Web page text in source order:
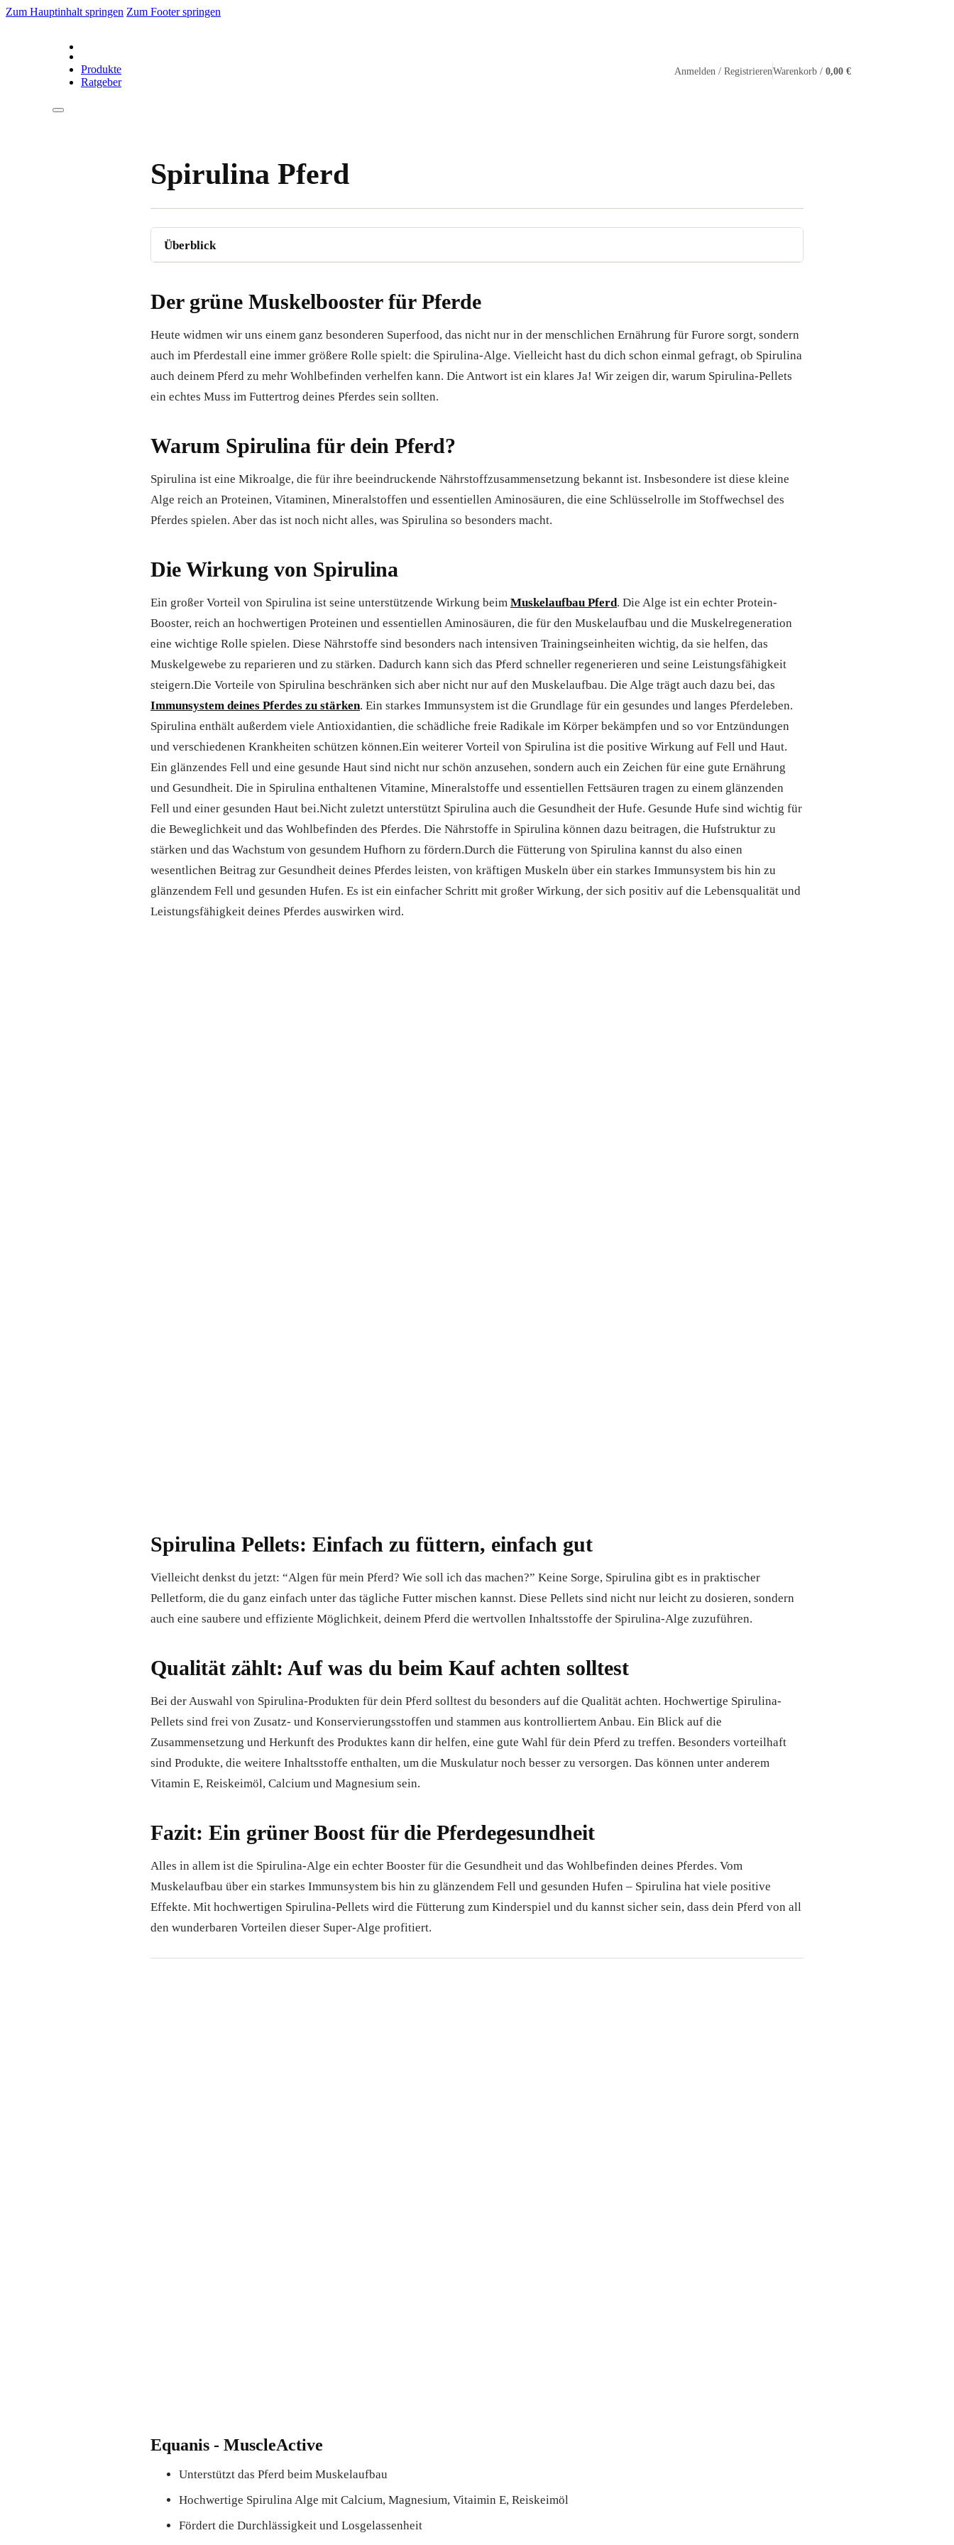
Zum Hauptinhalt springen Zum Footer springen
Produkte
Ratgeber
Anmelden / RegistrierenWarenkorb / 0,00 €
Spirulina Pferd
Der grüne Muskelbooster für Pferde
Heute widmen wir uns einem ganz besonderen Superfood, das nicht nur in der menschlichen Ernährung für Furore sorgt, sondern
auch im Pferdestall eine immer größere Rolle spielt: die Spirulina-Alge. Vielleicht hast du dich schon einmal gefragt, ob Spirulina
auch deinem Pferd zu mehr Wohlbefinden verhelfen kann. Die Antwort ist ein klares Ja! Wir zeigen dir, warum Spirulina-Pellets
ein echtes Muss im Futtertrog deines Pferdes sein sollten.
Warum Spirulina für dein Pferd?
Spirulina ist eine Mikroalge, die für ihre beeindruckende Nährstoffzusammensetzung bekannt ist. Insbesondere ist diese kleine
Alge reich an Proteinen, Vitaminen, Mineralstoffen und essentiellen Aminosäuren, die eine Schlüsselrolle im Stoffwechsel des
Pferdes spielen. Aber das ist noch nicht alles, was Spirulina so besonders macht.
Die Wirkung von Spirulina
Ein großer Vorteil von Spirulina ist seine unterstützende Wirkung beim Muskelaufbau Pferd. Die Alge ist ein echter Protein-
Booster, reich an hochwertigen Proteinen und essentiellen Aminosäuren, die für den Muskelaufbau und die Muskelregeneration
eine wichtige Rolle spielen. Diese Nährstoffe sind besonders nach intensiven Trainingseinheiten wichtig, da sie helfen, das
Muskelgewebe zu reparieren und zu stärken. Dadurch kann sich das Pferd schneller regenerieren und seine Leistungsfähigkeit
steigern.Die Vorteile von Spirulina beschränken sich aber nicht nur auf den Muskelaufbau. Die Alge trägt auch dazu bei, das
Immunsystem deines Pferdes zu stärken. Ein starkes Immunsystem ist die Grundlage für ein gesundes und langes Pferdeleben.
Spirulina enthält außerdem viele Antioxidantien, die schädliche freie Radikale im Körper bekämpfen und so vor Entzündungen
und verschiedenen Krankheiten schützen können.Ein weiterer Vorteil von Spirulina ist die positive Wirkung auf Fell und Haut.
Ein glänzendes Fell und eine gesunde Haut sind nicht nur schön anzusehen, sondern auch ein Zeichen für eine gute Ernährung
und Gesundheit. Die in Spirulina enthaltenen Vitamine, Mineralstoffe und essentiellen Fettsäuren tragen zu einem glänzenden
Fell und einer gesunden Haut bei.Nicht zuletzt unterstützt Spirulina auch die Gesundheit der Hufe. Gesunde Hufe sind wichtig für
die Beweglichkeit und das Wohlbefinden des Pferdes. Die Nährstoffe in Spirulina können dazu beitragen, die Hufstruktur zu
stärken und das Wachstum von gesundem Hufhorn zu fördern.Durch die Fütterung von Spirulina kannst du also einen
wesentlichen Beitrag zur Gesundheit deines Pferdes leisten, von kräftigen Muskeln über ein starkes Immunsystem bis hin zu
glänzendem Fell und gesunden Hufen. Es ist ein einfacher Schritt mit großer Wirkung, der sich positiv auf die Lebensqualität und
Leistungsfähigkeit deines Pferdes auswirken wird.
Spirulina Pellets: Einfach zu füttern, einfach gut
Vielleicht denkst du jetzt: “Algen für mein Pferd? Wie soll ich das machen?” Keine Sorge, Spirulina gibt es in praktischer
Pelletform, die du ganz einfach unter das tägliche Futter mischen kannst. Diese Pellets sind nicht nur leicht zu dosieren, sondern
auch eine saubere und effiziente Möglichkeit, deinem Pferd die wertvollen Inhaltsstoffe der Spirulina-Alge zuzuführen.
Qualität zählt: Auf was du beim Kauf achten solltest
Bei der Auswahl von Spirulina-Produkten für dein Pferd solltest du besonders auf die Qualität achten. Hochwertige Spirulina-
Pellets sind frei von Zusatz- und Konservierungsstoffen und stammen aus kontrolliertem Anbau. Ein Blick auf die
Zusammensetzung und Herkunft des Produktes kann dir helfen, eine gute Wahl für dein Pferd zu treffen. Besonders vorteilhaft
sind Produkte, die weitere Inhaltsstoffe enthalten, um die Muskulatur noch besser zu versorgen. Das können unter anderem
Vitamin E, Reiskeimöl, Calcium und Magnesium sein.
Fazit: Ein grüner Boost für die Pferdegesundheit
Alles in allem ist die Spirulina-Alge ein echter Booster für die Gesundheit und das Wohlbefinden deines Pferdes. Vom
Muskelaufbau über ein starkes Immunsystem bis hin zu glänzendem Fell und gesunden Hufen – Spirulina hat viele positive
Effekte. Mit hochwertigen Spirulina-Pellets wird die Fütterung zum Kinderspiel und du kannst sicher sein, dass dein Pferd von all
den wunderbaren Vorteilen dieser Super-Alge profitiert.
Equanis - MuscleActive
Unterstützt das Pferd beim Muskelaufbau
Hochwertige Spirulina Alge mit Calcium, Magnesium, Vitaimin E, Reiskeimöl
Fördert die Durchlässigkeit und Losgelassenheit